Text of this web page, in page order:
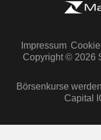
Impressum
Copyright © 2026
Börsenkurse
Capital